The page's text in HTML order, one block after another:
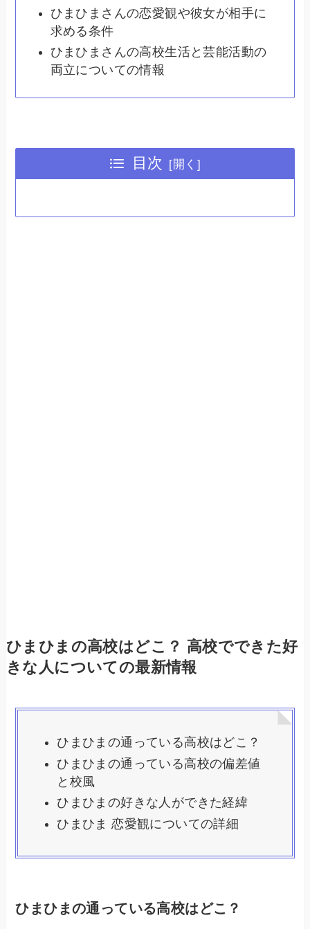
ひまひまさんの恋愛観や彼女が相手に
求める条件
ひまひまさんの高校生活と芸能活動の
両立についての情報
目次
ひまひまの高校はどこ？ 高校でできた好
きな人についての最新情報
ひまひまの通っている高校はどこ？
ひまひまの通っている高校の偏差値
と校風
ひまひまの好きな人ができた経緯
ひまひま 恋愛観についての詳細
ひまひまの通っている高校はどこ？